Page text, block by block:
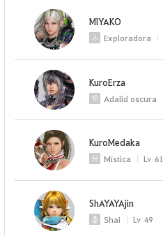
MlYAKO
Exploradora
KuroErza
Adalid oscura
KuroMedaka
Mística Lv 61
ShAYAYAjin
Shai Lv 49